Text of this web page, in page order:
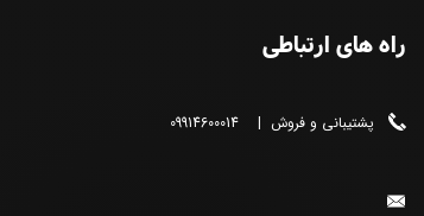
راه های ارتباطی
پشتیبانی و فروش | 09914600014